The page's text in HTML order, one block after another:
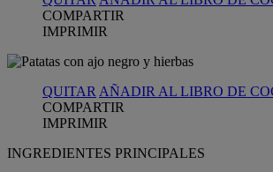
COMPARTIR
IMPRIMIR
QUITAR AÑADIR AL LIBRO DE
COMPARTIR
IMPRIMIR
INGREDIENTES PRINCIPALES